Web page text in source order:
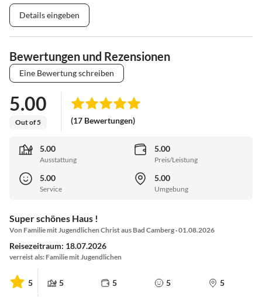
Details eingeben
Bewertungen und Rezensionen
Eine Bewertung schreiben
5.00
Out of 5 (17 Bewertungen)
5.00
Ausstattung
5.00
Preis/Leistung
5.00
Service
5.00
Umgebung
Super schönes Haus !
Von Familie mit Jugendlichen Christ aus Bad Camberg · 01.08.2026
Reisezeitraum: 18.07.2026
verreist als: Familie mit Jugendlichen
5 5 5 5 5